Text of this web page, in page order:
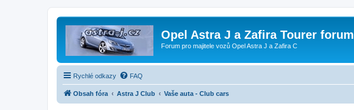
Opel Astra J a Zafira Tourer forum
Forum pro majitele vozů Opel Astra J a Zafira C
Rychlé odkazy FAQ
Obsah fóra Astra J Club Vaše auta - Club cars